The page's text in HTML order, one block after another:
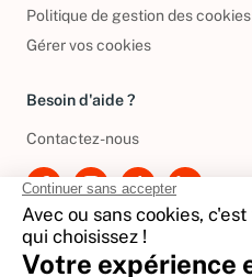
Politique de gestion des cookies
Gérer vos cookies
Besoin d'aide ?
Contactez-nous
International